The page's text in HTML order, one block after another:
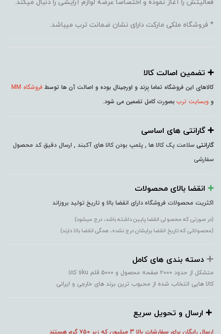
فعالیتش را آغاز نموده و اختصاصا عرضه لوازم آرایشی را دنبال میکند.
* فروشگاه ملکی مارکت دارای نشان ضمانت ترب میباشد.
➕️ تضمین اصالت کالا
کالاهای این فروشگاه تماما بِرَند و اورجینال بوده و اصالت آن ها توسط فروشگاه MM
و وبسایت ترب بصورت کامل تضمین می شود.
➕️ گارانتی های اساسی
گارانتی سلامت پک کالا ها , پلمپ بودن کالا های آکبند , ارسال دقیق کد محصول
سفارشی
➕️ انقضا بالای محصولات
اکثریت محصولات فروشگاه دارای انقضا بالا و تاریخ تولید بروزاند
(در صورتی که محصولی انقضا پایین داشته باشد، درج میشود)
(محصولاتی که تاریخ انقضا برایشان درج نشده، همگی انقضا بالا دارند)
➕️ دسته بندی های کامل
متشکل از حدود ۲۰۰۰ صفحه محصول و ۵۰۰۰ قلم sku کالا
کالا هایی انتخاب شده از محبوب ترین برند های خارجی و ایرانی
➕️ ارسال و تحویل سریع
ارسال رایگان برای سفارشات بالا 3 میلیون که زیر ۷۵۰ گرم هستند